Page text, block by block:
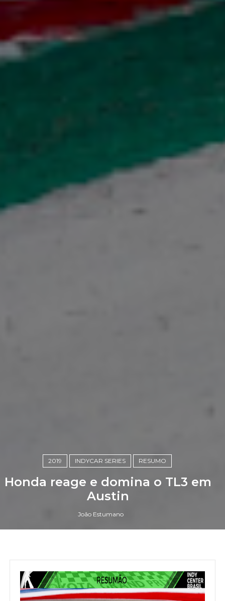
2019 INDYCAR SERIES RESUMO
Honda reage e domina o TL3 em
Austin
João Estumano